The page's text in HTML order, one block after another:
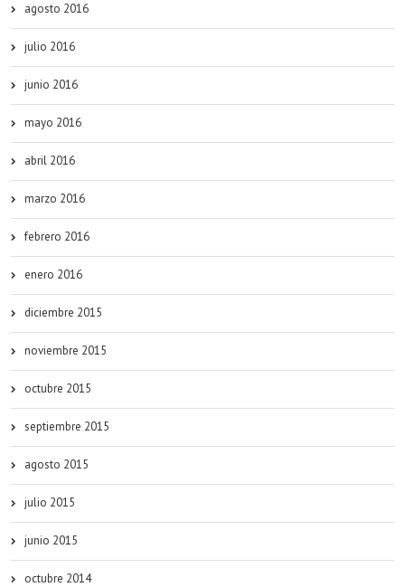
agosto 2016
julio 2016
junio 2016
mayo 2016
abril 2016
marzo 2016
febrero 2016
enero 2016
diciembre 2015
noviembre 2015
octubre 2015
septiembre 2015
agosto 2015
julio 2015
junio 2015
octubre 2014